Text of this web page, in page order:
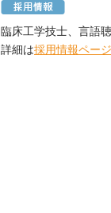
臨床工学技士、言語
詳細は採用情報ページ